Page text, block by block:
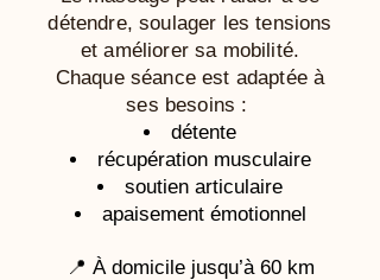
détendre, soulager les tensions
et améliorer sa mobilité.
Chaque séance est adaptée à
ses besoins :
détente
récupération musculaire
soutien articulaire
apaisement émotionnel
📍 À domicile jusqu’à 60 km